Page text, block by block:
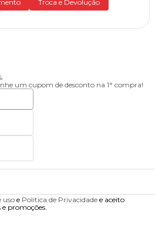
Troca e Devolução
um cupom de desconto na 1° compra!
usoe Politica de Privacidadee aceito
promoções.